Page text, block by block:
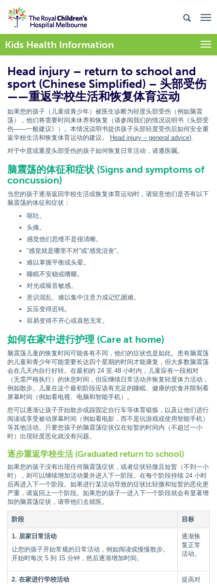
Kids Health Information
Head injury – return to school and
sport (Chinese Simplified) – 头部受伤
——重返学校生活和恢复体育运动
如果您的孩子（儿童或青少年）被医生诊断为轻度头部受伤（例如脑震
荡），他们将需要时间来休养和恢复（请参阅我们的情况说明书《头部受
伤——一般建议》）。本情况说明书提供孩子头部轻度受伤后如何安全重
返学校生活和恢复体育运动的建议。
Head injury – general advice).
对于中度或重度头部受伤的孩子如何恢复日常活动，请遵医嘱。
脑震荡的体征和症状 (Signs and symptoms of
concussion)
当您的孩子逐渐返回学校生活或恢复体育运动时，请留意他们是否有以下
脑震荡的体征和症状：
呕吐。
头痛。
感觉他们思维不是很清晰。
“感觉就是哪里不对”或“感觉沮丧”。
难以掌握平衡或头晕。
睡眠不安稳或嗜睡。
对光或噪音敏感。
意识混乱、难以集中注意力或记忆困难。
反应变得迟钝。
容易变得不开心或喜怒无常。
如何在家中进行护理 (Care at home)
脑震荡儿童的恢复时间可能各有不同，他们的症状也是如此。患有脑震荡
的儿童和青少年可能需要长达四个星期的时间才能康复，但大多数脑震荡
会在几天内自行好转。在最初的 24 至 48 小时内，儿童应有一段相对
（无需严格执行）的休息时间，但应继续日常活动并恢复轻度体力活动，
例如散步。儿童在这个最初阶段应该有充足的睡眠、健康的饮食并限制看
屏幕时间（例如看电视、电脑和智能手机）。
您可以逐渐让孩子开始散步或踩固定自行车等体育锻炼，以及让他们进行
阅读或享受被动屏幕时间（例如看电影，而不是玩游戏或使用智能手机）
等其他活动。只要您孩子的脑震荡症状仅在短暂的时间内（不超过一小
时）出现轻度恶化就没有问题。
逐步重返学校生活 (Graduated return to school)
如果您的孩子没有出现任何脑震荡症状，或者症状轻微且短暂（不到一小
时），则可以继续增加活动量并进入下一阶段。在每个阶段持续 24 小时
后再进入下一个阶段。如果进行某活动导致的症状比轻微和短暂的恶化更
严重，请返回上一个阶段。如果您的孩子一进入下一个阶段就会有显著增
加的脑震荡症状，请带他们去就医。
阶段 目标
1. 居家日常活动
让您的孩子开始常规的日常活动，例如阅读或慢慢散步。
开始时每次 5 到 15 分钟，然后逐渐增加时间。
逐渐恢
复正常
活动。
2. 在家进行学校活动
提高对